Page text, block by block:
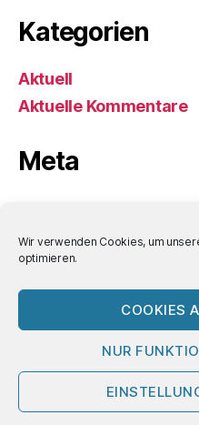
Wir verwenden Cookies, um
optimieren.
COOKIES
NUR
Kategorien
Aktuell
Aktuelle Kommentare
Meta
Eintrags-Feed
Kommentar-Feed
WordPress.org
© 2026Bornemann-
Impressum/Datenschutz/